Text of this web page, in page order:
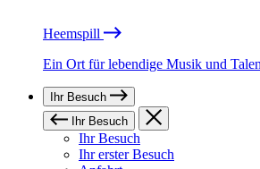
Heemspill
Ein Ort für lebendige Musik und
Ihr Besuch
Ihr Besuch
Ihr Besuch
Ihr erster Besuch